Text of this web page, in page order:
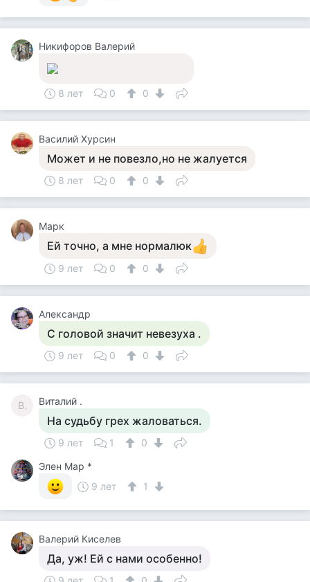
Никифоров Валерий
8 лет 0 0
Василий Хурсин
Может и не повезло,но не жалуется
8 лет 0 0
Марк
Ей точно, а мне нормалюк
9 лет 0 0
Александр
С головой значит невезуха .
9 лет 0 0
В. Виталий .
На судьбу грех жаловаться.
9 лет 1
0
Элен Мар *
9 лет
1
Валерий Киселев
Да, уж! Ей с нами особенно!